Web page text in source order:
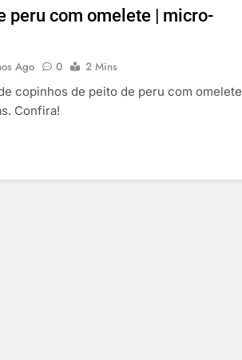
peru com omelete | micro-
Ago 0
2 Mins
copinhos de peito de peru com omelete
Confira!